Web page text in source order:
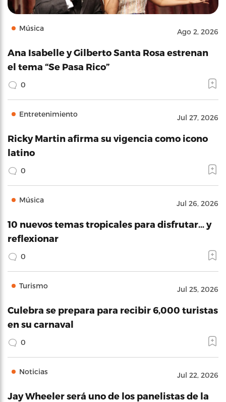
Música Ago 2, 2026
Ana Isabelle y Gilberto Santa Rosa estrenan
el tema “Se Pasa Rico”
0
Entretenimiento Jul 27, 2026
Ricky Martin afirma su vigencia como icono
latino
0
Música Jul 26, 2026
10 nuevos temas tropicales para disfrutar… y
reflexionar
0
Turismo Jul 25, 2026
Culebra se prepara para recibir 6,000 turistas
en su carnaval
0
Noticias Jul 22, 2026
Jay Wheeler será uno de los panelistas de la